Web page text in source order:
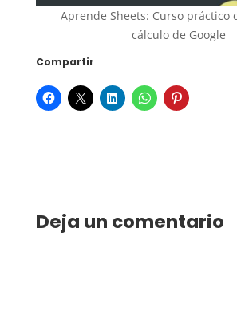
Aprende Sheets: Curso práctico
cálculo de Google
Compartir
Deja un comentario